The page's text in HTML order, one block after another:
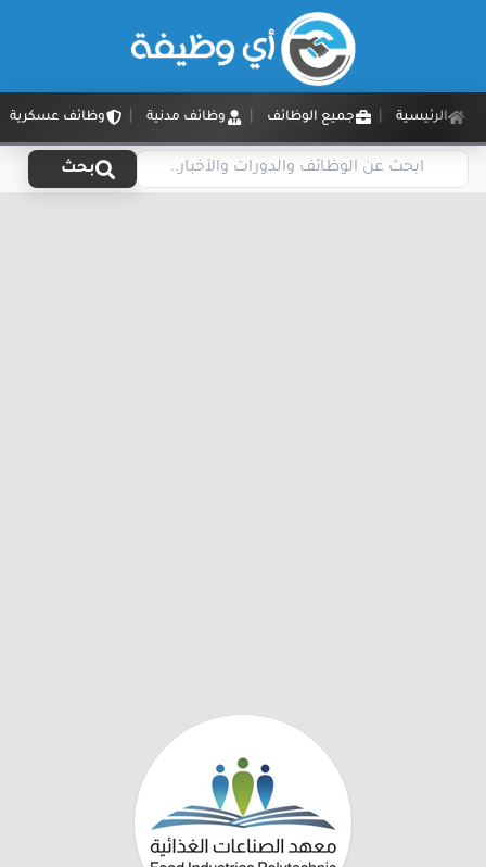
الرئيسية جميع الوظائف وظائف مدنية وظائف عسكرية
بحث